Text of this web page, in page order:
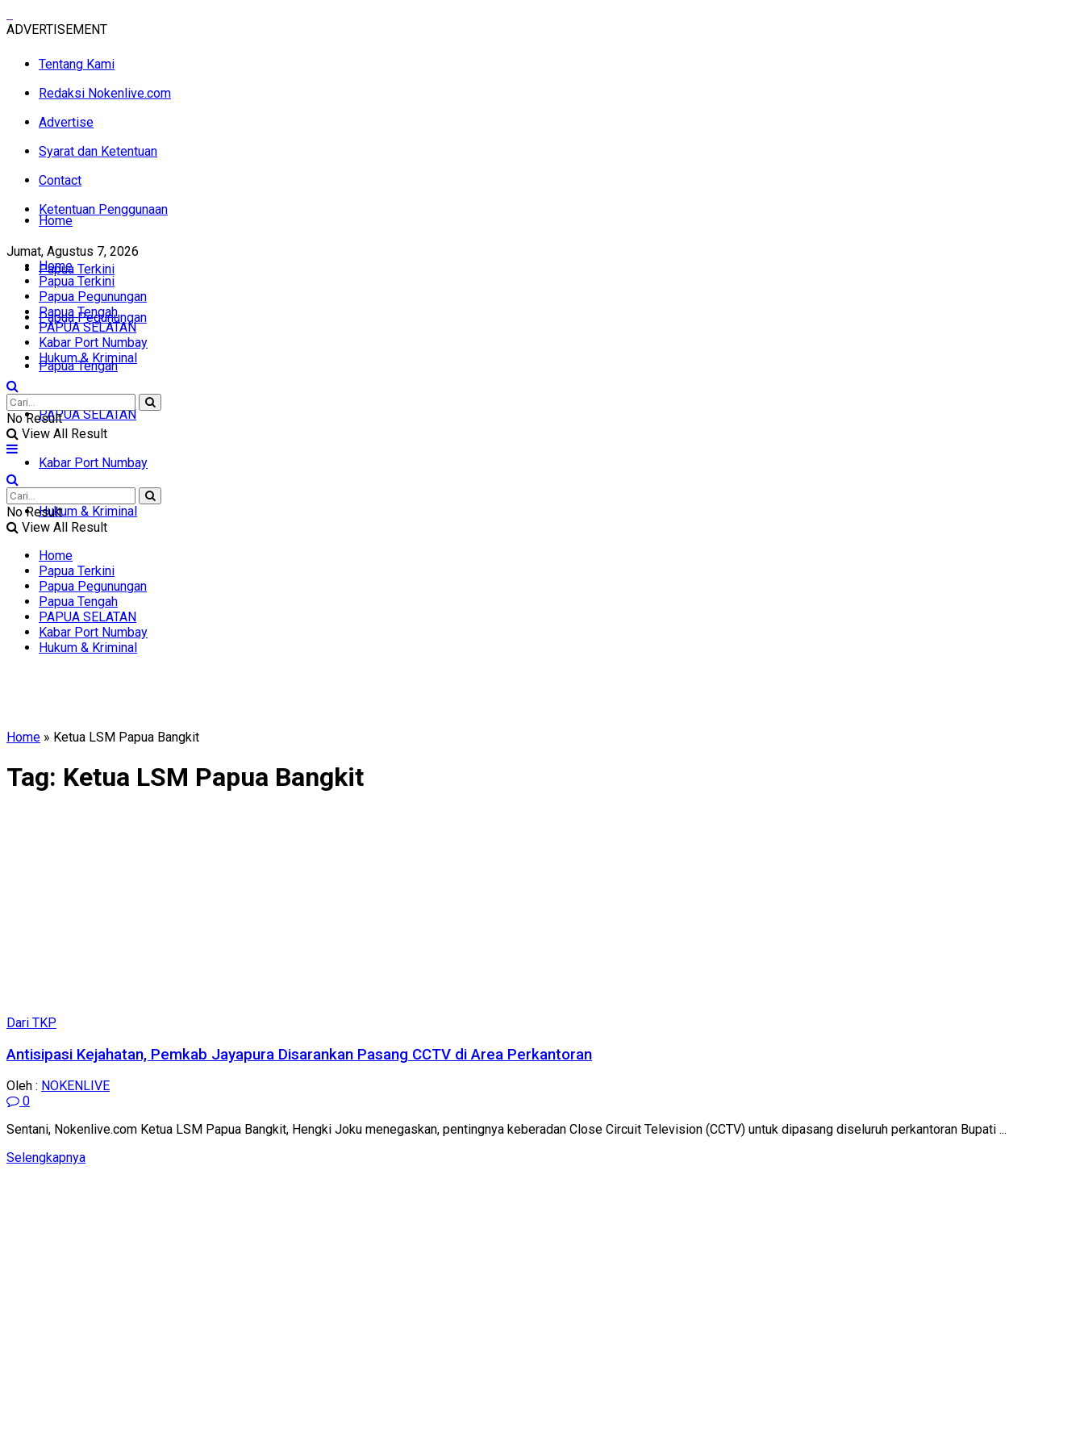
ADVERTISEMENT
Tentang Kami
Redaksi Nokenlive.com
Advertise
Syarat dan Ketentuan
Contact
Ketentuan Penggunaan
Jumat, Agustus 7, 2026
Home
Papua Terkini
Papua Pegunungan
Papua Tengah
PAPUA SELATAN
Kabar Port Numbay
Hukum & Kriminal
Home
Papua Terkini
Papua Pegunungan
Papua Tengah
PAPUA SELATAN
Kabar Port Numbay
Hukum & Kriminal
No Result
View All Result
No Result
View All Result
Home
Papua Terkini
Papua Pegunungan
Papua Tengah
PAPUA SELATAN
Kabar Port Numbay
Hukum & Kriminal
Home » Ketua LSM Papua Bangkit
Tag: Ketua LSM Papua Bangkit
Dari TKP
Antisipasi Kejahatan, Pemkab Jayapura Disarankan Pasang CCTV di Area Perkantoran
Oleh : NOKENLIVE
0
Sentani, Nokenlive.com Ketua LSM Papua Bangkit, Hengki Joku menegaskan, pentingnya keberadan Close Circuit Television (CCTV) untuk dipasang diseluruh perkantoran Bupati ...
SelengkapnyaDetails